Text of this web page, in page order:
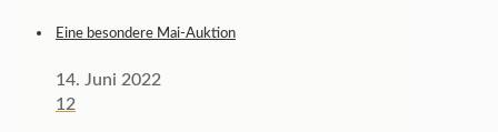
Eine besondere Mai-Auktion
14. Juni 2022
12